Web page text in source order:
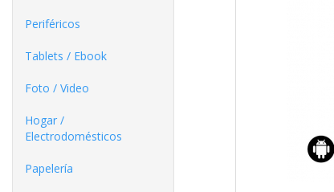
Periféricos
Tablets / Ebook
Foto / Video
Hogar /
Electrodomésticos
Papelería